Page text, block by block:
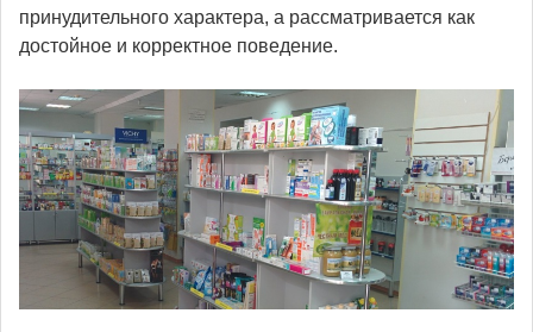
принудительного характера, а рассматривается как
достойное и корректное поведение.